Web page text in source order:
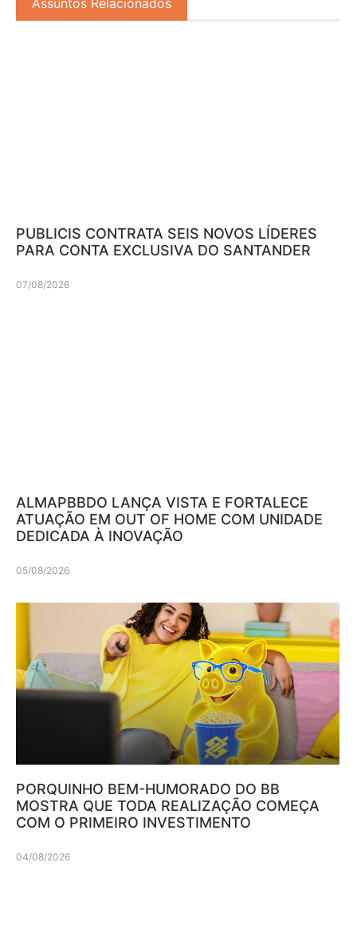
Assuntos Relacionados
PUBLICIS CONTRATA SEIS NOVOS LÍDERES
PARA CONTA EXCLUSIVA DO SANTANDER
07/08/2026
ALMAPBBDO LANÇA VISTA E FORTALECE
ATUAÇÃO EM OUT OF HOME COM UNIDADE
DEDICADA À INOVAÇÃO
05/08/2026
PORQUINHO BEM-HUMORADO DO BB
MOSTRA QUE TODA REALIZAÇÃO COMEÇA
COM O PRIMEIRO INVESTIMENTO
04/08/2026